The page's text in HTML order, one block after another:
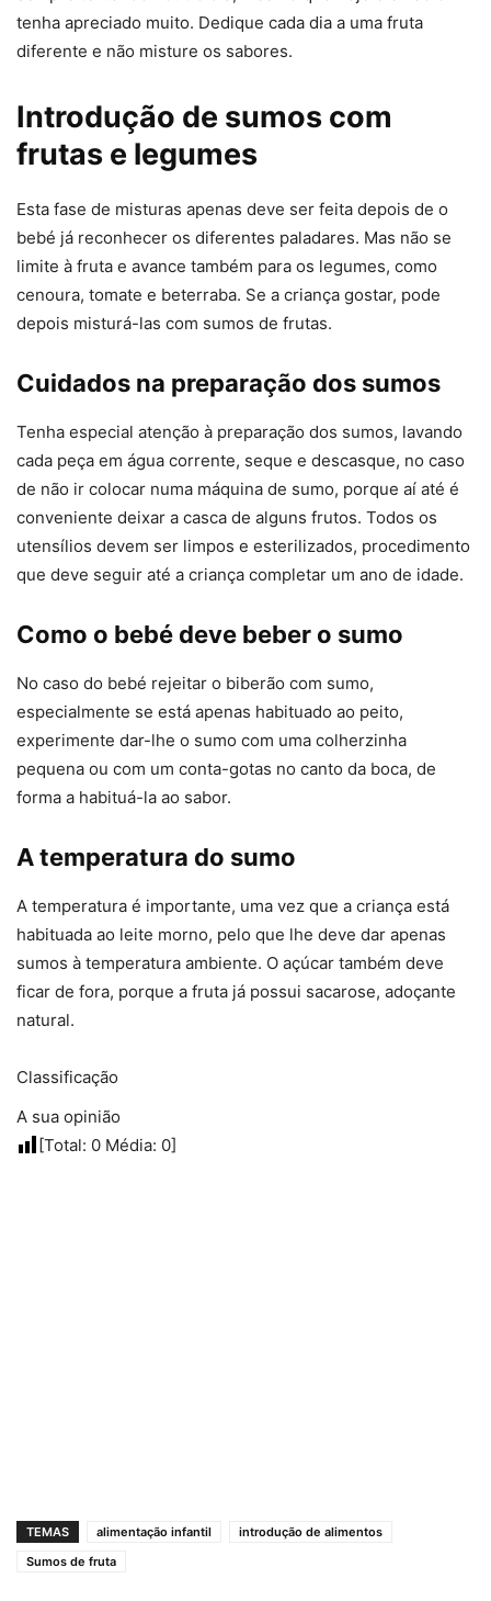
tenha apreciado muito. Dedique cada dia a uma fruta
diferente e não misture os sabores.
Introdução de sumos com
frutas e legumes
Esta fase de misturas apenas deve ser feita depois de o
bebé já reconhecer os diferentes paladares. Mas não se
limite à fruta e avance também para os legumes, como
cenoura, tomate e beterraba. Se a criança gostar, pode
depois misturá-las com sumos de frutas.
Cuidados na preparação dos sumos
Tenha especial atenção à preparação dos sumos, lavando
cada peça em água corrente, seque e descasque, no caso
de não ir colocar numa máquina de sumo, porque aí até é
conveniente deixar a casca de alguns frutos. Todos os
utensílios devem ser limpos e esterilizados, procedimento
que deve seguir até a criança completar um ano de idade.
Como o bebé deve beber o sumo
No caso do bebé rejeitar o biberão com sumo,
especialmente se está apenas habituado ao peito,
experimente dar-lhe o sumo com uma colherzinha
pequena ou com um conta-gotas no canto da boca, de
forma a habituá-la ao sabor.
A temperatura do sumo
A temperatura é importante, uma vez que a criança está
habituada ao leite morno, pelo que lhe deve dar apenas
sumos à temperatura ambiente. O açúcar também deve
ficar de fora, porque a fruta já possui sacarose, adoçante
natural.
Classificação
A sua opinião
[Total: 0 Média: 0]
TEMAS alimentação infantil
introdução de alimentos
Sumos de fruta